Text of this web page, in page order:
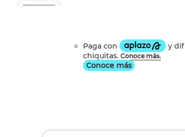
Conoce más